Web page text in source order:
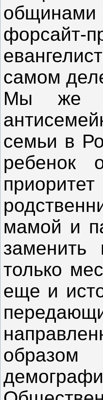
общинами
самом
Мы же
семьи в
ребенок
мамой и
заменить
только
еще и